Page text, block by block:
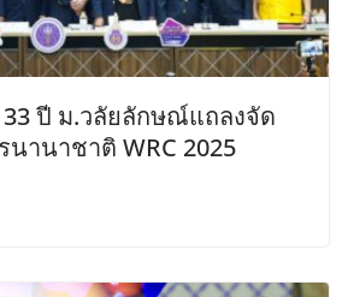
ปี ม.วลัยลักษณ์แถลงจัด
านาชาติ WRC 2025